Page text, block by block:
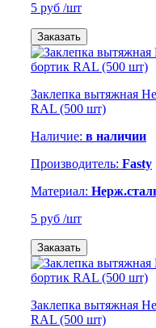
5 руб /шт
Заказать
Заклепка вытяжная
RAL (500 шт)
Наличие: в наличии
Производитель: Fasty
Материал:
5 руб /шт
Заказать
Заклепка вытяжная
RAL (500 шт)